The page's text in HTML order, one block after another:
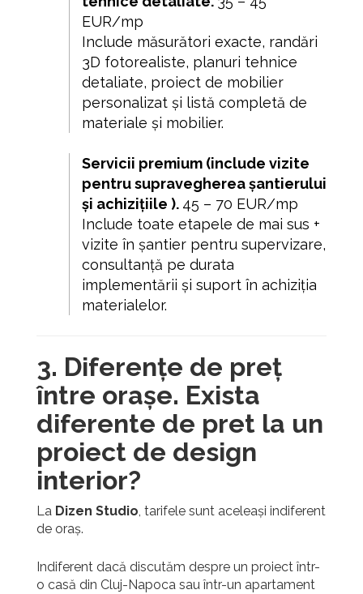
EUR/mp
Include măsurători exacte, randări
3D fotorealiste, planuri tehnice
detaliate, proiect de mobilier
personalizat și listă completă de
materiale și mobilier.
Servicii premium (include vizite
pentru supravegherea șantierului
și achizițiile ). 45 – 70 EUR/mp
Include toate etapele de mai sus +
vizite în șantier pentru supervizare,
consultanță pe durata
implementării și suport în achiziția
materialelor.
3. Diferențe de preț
între orașe. Exista
diferente de pret la un
proiect de design
interior?
La Dizen Studio, tarifele sunt aceleași indiferent
de oraș.
Indiferent dacă discutăm despre un proiect într-
o casă din Cluj-Napoca sau într-un apartament